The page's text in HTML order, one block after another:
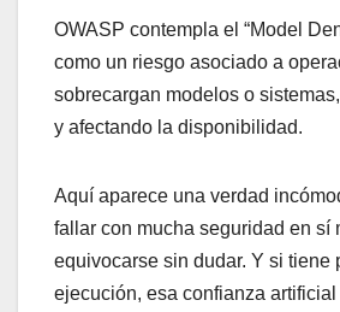
OWASP contempla el “Model
como un riesgo asociado a
sobrecargan modelos o
y afectando la disponibilidad.
Aquí aparece una verdad
fallar con mucha seguridad en sí
equivocarse sin dudar. Y si tiene
ejecución, esa confianza